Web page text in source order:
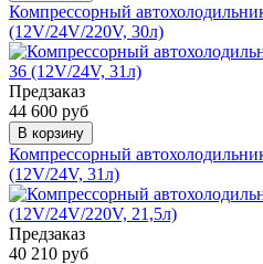
Компрессорный
(12V/24V/220V, 30л)
Предзаказ
44 600 руб
В корзину
Компрессорный
(12V/24V, 31л)
Предзаказ
40 210 руб